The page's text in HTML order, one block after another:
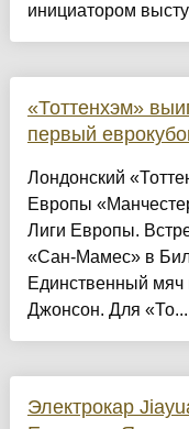
инициатором
«Тоттенхэм»
первый
Лондонский
Европы
Лиги Европы.
«Сан-Мамес» в
Единственный мяч
Джонсон. Для «То...
Электрокар